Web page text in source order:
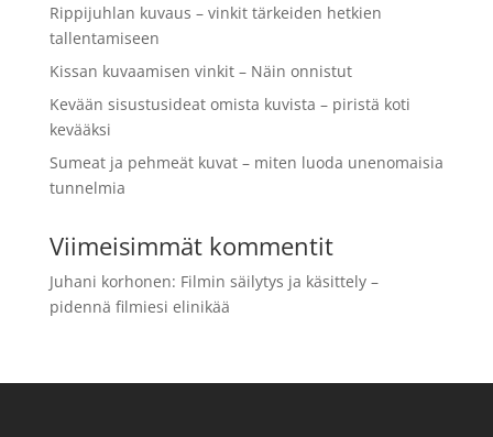
Rippijuhlan kuvaus – vinkit tärkeiden hetkien
tallentamiseen
Kissan kuvaamisen vinkit – Näin onnistut
Kevään sisustusideat omista kuvista – piristä koti
kevääksi
Sumeat ja pehmeät kuvat – miten luoda unenomaisia
tunnelmia
Viimeisimmät kommentit
Juhani korhonen: Filmin säilytys ja käsittely –
pidennä filmiesi elinikää